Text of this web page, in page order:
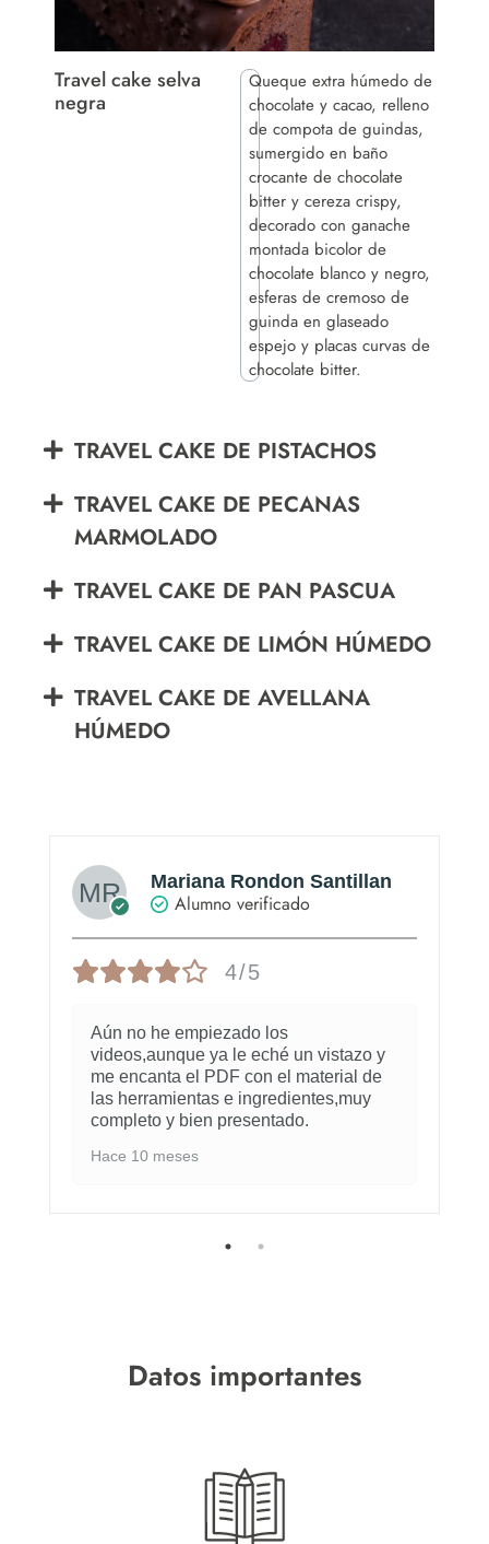
Travel cake selva
negra
Queque extra húmedo de
chocolate y cacao, relleno
de compota de guindas,
sumergido en baño
crocante de chocolate
bitter y cereza crispy,
decorado con ganache
montada bicolor de
chocolate blanco y negro,
esferas de cremoso de
guinda en glaseado
espejo y placas curvas de
chocolate bitter.
TRAVEL CAKE DE PISTACHOS
TRAVEL CAKE DE PECANAS
MARMOLADO
TRAVEL CAKE DE PAN PASCUA
TRAVEL CAKE DE LIMÓN HÚMEDO
TRAVEL CAKE DE AVELLANA
HÚMEDO
Mariana Rondon Santillan
Alumno verificado
4/5
Aún no he empiezado los
videos,aunque ya le eché un vistazo y
me encanta el PDF con el material de
las herramientas e ingredientes,muy
completo y bien presentado.
Hace 10 meses
Datos importantes